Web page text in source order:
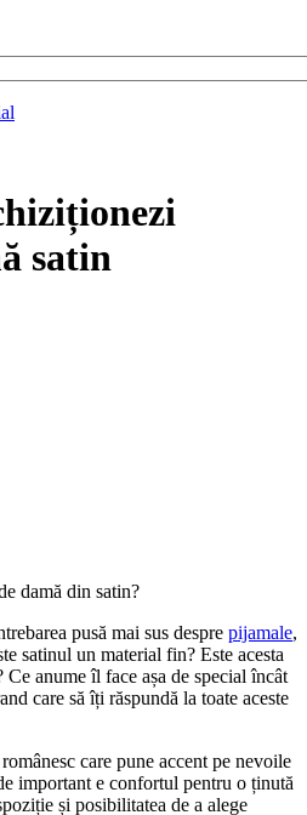
satin
damă din satin?
pusă mai sus despre pijamale,
satinul un material fin? Este acesta
anume îl face așa de special încât
care să îți răspundă la toate aceste
care pune accent pe nevoile
important e confortul pentru o ținută
și posibilitatea de a alege